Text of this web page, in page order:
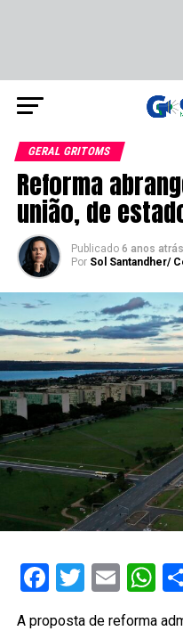
GERAL GRITOMS
Reforma
união, de
Publicado 6 anos atrás
Por Sol Santandher/
Facebook
Twitter
Email
A proposta de reforma